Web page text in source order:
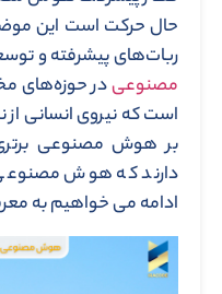
حال حرکت است این
ربات‌های پیشرفته و
مصنوعیدر حوزه‌های
است که نیروی انسانی از
بر هوش مصنوعی
دارند که هوش
ادامه می خواهیم به